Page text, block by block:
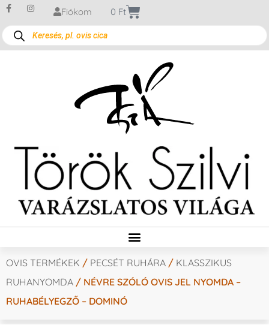
Fiókom 0 Ft
OVIS TERMÉKEK / PECSÉT RUHÁRA / KLASSZIKUS
RUHANYOMDA / NÉVRE SZÓLÓ OVIS JEL NYOMDA –
RUHABÉLYEGZŐ – DOMINÓ